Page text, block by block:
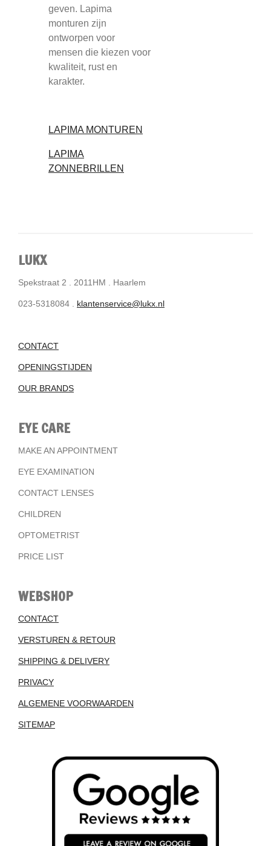
geven. Lapima
monturen zijn
ontworpen voor
mensen die kiezen voor
kwaliteit, rust en
karakter.
LAPIMA MONTUREN
LAPIMA
ZONNEBRILLEN
LUKX
Spekstraat 2 . 2011HM . Haarlem
023-5318084 . klantenservice@lukx.nl
CONTACT
OPENINGSTIJDEN
OUR BRANDS
EYE CARE
MAKE AN APPOINTMENT
EYE EXAMINATION
CONTACT LENSES
CHILDREN
OPTOMETRIST
PRICE LIST
WEBSHOP
CONTACT
VERSTUREN & RETOUR
SHIPPING & DELIVERY
PRIVACY
ALGEMENE VOORWAARDEN
SITEMAP